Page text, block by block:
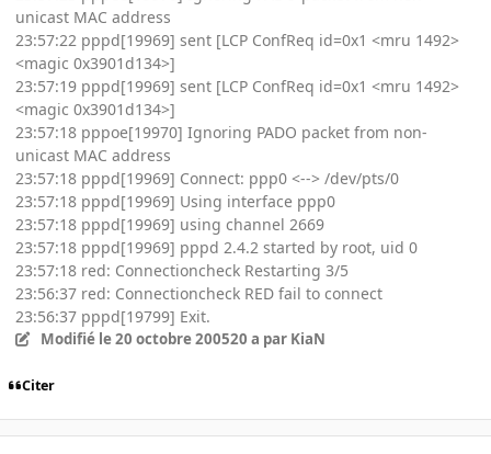
unicast MAC address
23:57:22 pppd[19969] sent [LCP ConfReq id=0x1 <mru 1492>
<magic 0x3901d134>]
23:57:19 pppd[19969] sent [LCP ConfReq id=0x1 <mru 1492>
<magic 0x3901d134>]
23:57:18 pppoe[19970] Ignoring PADO packet from non-
unicast MAC address
23:57:18 pppd[19969] Connect: ppp0 <--> /dev/pts/0
23:57:18 pppd[19969] Using interface ppp0
23:57:18 pppd[19969] using channel 2669
23:57:18 pppd[19969] pppd 2.4.2 started by root, uid 0
23:57:18 red: Connectioncheck Restarting 3/5
23:56:37 red: Connectioncheck RED fail to connect
23:56:37 pppd[19799] Exit.
Modifié le 20 octobre 200520 a par KiaN
Citer